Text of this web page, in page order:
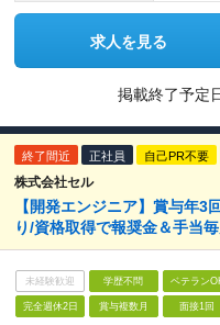
求人を見る
掲載終了予定
終了間近 正社員 自己PR不要
株式会社セル
【開発エンジニア】賞与年
り/資格取得で報奨金＆手当
未経験歓迎 学歴不問 ベテラン
完全週休2日 賞与複数月 面接1回